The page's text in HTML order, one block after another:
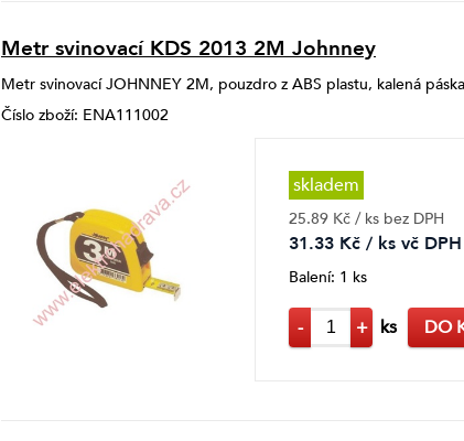
Metr svinovací KDS 2013 2M Johnney
Metr svinovací JOHNNEY 2M, pouzdro z ABS plastu, kalená
Číslo zboží: ENA111002
skladem
25.89 Kč / ks bez DPH
31.33 Kč / ks vč DPH
Balení: 1 ks
- + ks DO